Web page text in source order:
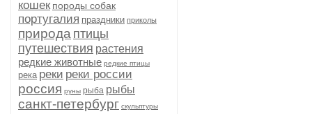
кошек породы собак
португалия праздники приколы
природа птицы
путешествия растения
редкие животные редкие птицы
река реки реки россии
россия руны рыба рыбы
санкт-петербург скульптуры